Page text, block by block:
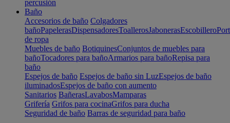
percusión
Baño
Accesorios de baño Colgadores
bañoPapelerasDispensadoresToallerosJabonerasEscobillero
de ropa
Muebles de baño BotiquinesConjuntos de muebles para
bañoTocadores para bañoArmarios para bañoRepisa para
baño
Espejos de baño Espejos de baño sin LuzEspejos de baño
iluminadosEspejos de baño con aumento
Sanitarios BañerasLavabosMamparas
Grifería Grifos para cocinaGrifos para ducha
Seguridad de baño Barras de seguridad para baño